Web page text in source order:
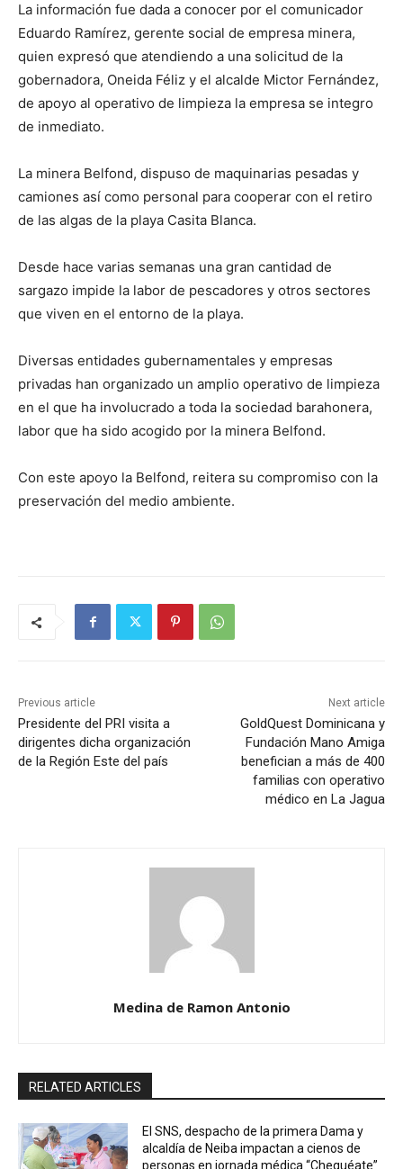
La información fue dada a conocer por el comunicador
Eduardo Ramírez, gerente social de empresa minera,
quien expresó que atendiendo a una solicitud de la
gobernadora, Oneida Féliz y el alcalde Mictor Fernández,
de apoyo al operativo de limpieza la empresa se integro
de inmediato.
La minera Belfond, dispuso de maquinarias pesadas y
camiones así como personal para cooperar con el retiro
de las algas de la playa Casita Blanca.
Desde hace varias semanas una gran cantidad de
sargazo impide la labor de pescadores y otros sectores
que viven en el entorno de la playa.
Diversas entidades gubernamentales y empresas
privadas han organizado un amplio operativo de limpieza
en el que ha involucrado a toda la sociedad barahonera,
labor que ha sido acogido por la minera Belfond.
Con este apoyo la Belfond, reitera su compromiso con la
preservación del medio ambiente.
Previous article
Presidente del PRI visita a
dirigentes dicha organización
de la Región Este del país
Next article
GoldQuest Dominicana y
Fundación Mano Amiga
benefician a más de 400
familias con operativo
médico en La Jagua
Medina de Ramon Antonio
RELATED ARTICLES
El SNS, despacho de la primera Dama y
alcaldía de Neiba impactan a cienos de
personas en jornada médica “Chequéate”